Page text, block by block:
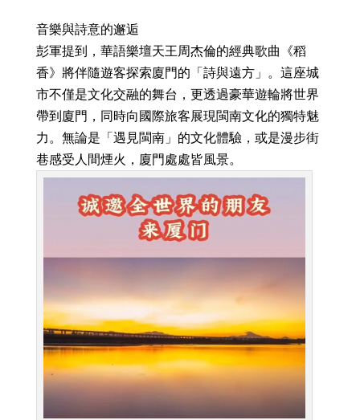
音樂與詩意的邂逅
彭軍提到，華語樂壇天王周杰倫的經典歌曲《稻
香》將伴隨遊客探索廈門的「詩與遠方」。這座城
市不僅是文化交融的舞台，更透過豪華遊輪將世界
帶到廈門，同時向國際旅客展現閩南文化的獨特魅
力。無論是「遇見閩南」的文化體驗，或是漫步街
巷感受人間煙火，廈門處處皆風景。